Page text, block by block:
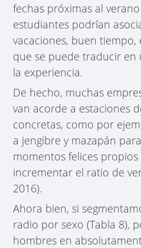
fechas próximas al
estudiantes podrían
vacaciones, buen
que se puede traducir
la experiencia.
De hecho, muchas
van acorde a estaciones
concretas, como por
a jengibre y mazapán
momentos felices propios
incrementar el ratio de
2016).
Ahora bien, si
radio por sexo (Tabla 8),
hombres en